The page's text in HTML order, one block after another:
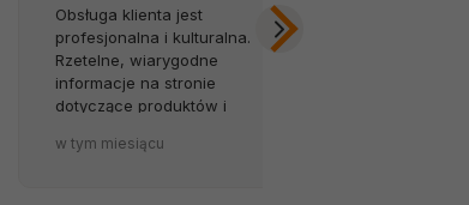
Obsługa klienta jest
profesjonalna i kulturalna.
Rzetelne, wiarygodne
informacje na stronie
dotyczące produktów i
atut sklepu. 💪🔥
w tym miesiącu